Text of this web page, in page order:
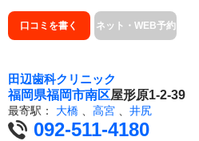
口コミを書く ネット・WEB予約
田辺歯科クリニック
福岡県福岡市南区屋形原1-2-39
最寄駅： 大橋 高宮 井尻
092-511-4180